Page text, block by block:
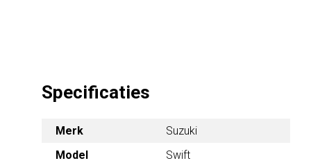
Specificaties
Merk
Suzuki
Model
Swift